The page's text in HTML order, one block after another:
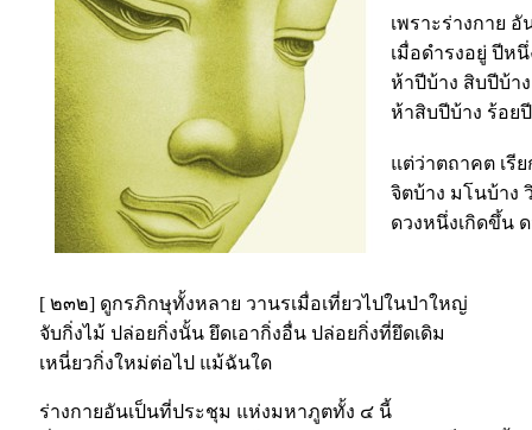
เพราะร่างกาย
เมื่อดำรงอยู่ ปีห
ห้าปีบ้าง สิบปีบ้า
ห้าสิบปีบ้าง ร้อย
แต่ว่าตถาคต เรี
จิตบ้าง มโนบ้าง
ดวงหนึ่งเกิดขึ้น
[ ๒๓๒] ดูกรภิกษุทั้งหลาย วานรเมื่อเที่ยวไปในป่าใหญ่
จับกิ่งไม้ ปล่อยกิ่งนั้น ยึดเอากิ่งอื่น ปล่อยกิ่งที่ยึดเดิม
เหนี่ยวกิ่งใหม่ต่อไป แม้ฉันใด
ร่างกายอันเป็นที่ประชุม แห่งมหาภูตทั้ง ๔ นี้